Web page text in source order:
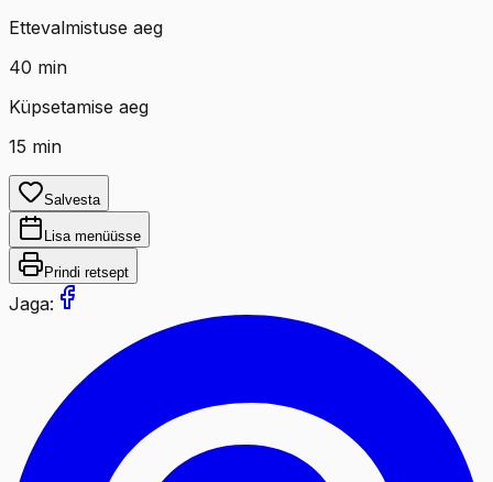
Ettevalmistuse aeg
40 min
Küpsetamise aeg
15 min
Salvesta
Lisa menüüsse
Prindi retsept
Jaga: